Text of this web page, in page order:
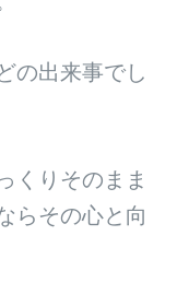
の出来事でし
くりそのまま
らその心と向